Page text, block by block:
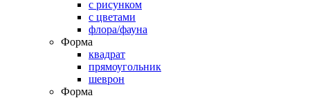
с рисунком
с цветами
флора/фауна
Форма
квадрат
прямоугольник
шеврон
Форма